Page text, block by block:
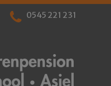
0545 221 231